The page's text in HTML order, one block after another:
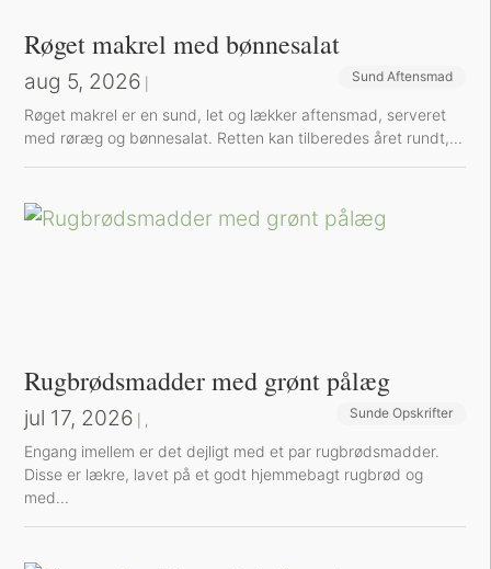
Røget makrel med bønnesalat
aug 5, 2026 Sund Aftensmad
Røget makrel er en sund, let og lækker aftensmad, serveret
med røræg og bønnesalat. Retten kan tilberedes året rundt,...
Rugbrødsmadder med grønt pålæg
jul 17, 2026 Sund Aftensmad
, Sunde Opskrifter
Engang imellem er det dejligt med et par rugbrødsmadder.
Disse er lækre, lavet på et godt hjemmebagt rugbrød og
med...